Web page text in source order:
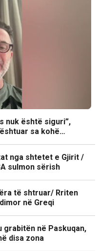
nuk është siguri”,
sa kohë…
nga shtetet e Gjirit /
sulmon sërish
të shtruar/ Rriten
në Greqi
grabitën në Paskuqan,
disa zona